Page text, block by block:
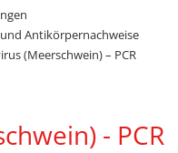
Antikörpernachweise
(Meerschwein) – PCR
- PCR